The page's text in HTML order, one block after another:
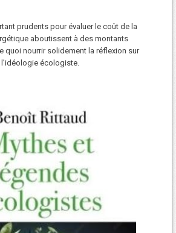
prudents pour évaluer le coût de la
aboutissent à des montants
quoi nourrir solidement la réflexion sur
l’idéologie écologiste.